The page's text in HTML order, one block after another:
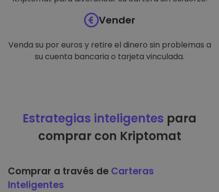
Vender
Venda su por euros y retire el dinero sin problemas a
su cuenta bancaria o tarjeta vinculada.
Estrategias inteligentes para
comprar con Kriptomat
Comprar a través de Carteras
Inteligentes